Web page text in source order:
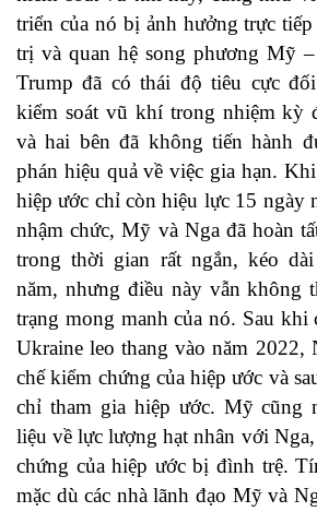
triển của nó bị ảnh hưởng trực
trị và quan hệ song phương Mỹ
Trump đã có thái độ tiêu cực
kiểm soát vũ khí trong nhiệm kỳ
và hai bên đã không tiến hành
phán hiệu quả về việc gia hạn.
hiệp ước chỉ còn hiệu lực 15 ngày
nhậm chức, Mỹ và Nga đã hoàn
trong thời gian rất ngắn, kéo
năm, nhưng điều này vẫn không
trạng mong manh của nó. Sau khi
Ukraine leo thang vào năm 2022,
chế kiểm chứng của hiệp ước và
chỉ tham gia hiệp ước. Mỹ cũng
liệu về lực lượng hạt nhân với
chứng của hiệp ước bị đình trệ.
mặc dù các nhà lãnh đạo Mỹ và